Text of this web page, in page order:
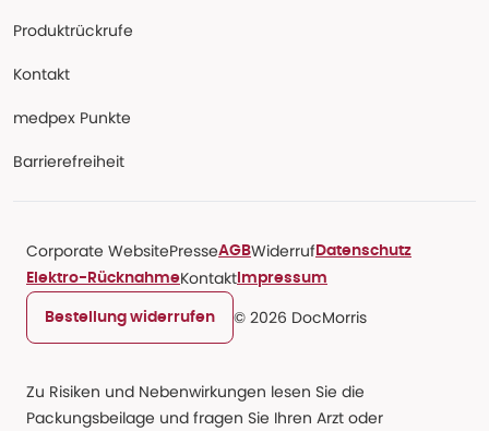
Produktrückrufe
Kontakt
medpex Punkte
Barrierefreiheit
Corporate WebsitePresseAGBWiderruf Datenschutz
Elektro-RücknahmeKontakt Impressum
Bestellung widerrufen © 2026 DocMorris
Zu Risiken und Nebenwirkungen lesen Sie die
Packungsbeilage und fragen Sie Ihren Arzt oder